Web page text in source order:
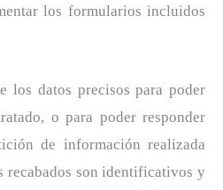
los formularios incluidos
los datos precisos para poder
o para poder responder
de información realizada
recabados son identificativos y